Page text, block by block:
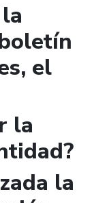
el
la
la